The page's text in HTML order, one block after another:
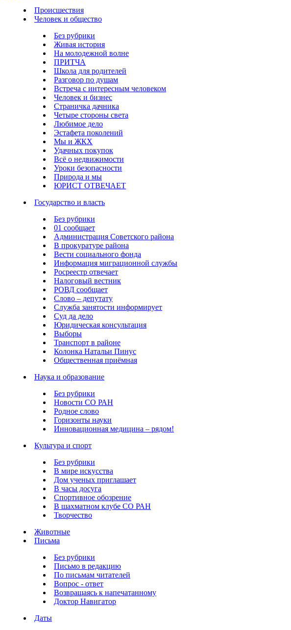
Происшествия
Человек и общество
Без рубрики
Живая история
На молодежной волне
ПРИТЧА
Школа для родителей
Разговор по душам
Встреча с интересным человеком
Человек и бизнес
Страничка дачника
Четыре стороны света
Любимое дело
Эстафета поколений
Мы и ЖКХ
Удачных покупок
Всё о недвижимости
Уроки безопасности
Природа и мы
ЮРИСТ ОТВЕЧАЕТ
Государство и власть
Без рубрики
01 сообщает
Администрация Советского района
В прокуратуре района
Вести социального фонда
Информация миграционной службы
Росреестр отвечает
Налоговый вестник
РОВД сообщает
Слово – депутату
Служба занятости информирует
Суд да дело
Юридическая консультация
Выборы
Транспорт в районе
Колонка Натальи Пинус
Общественная приёмная
Наука и образование
Без рубрики
Новости СО РАН
Родное слово
Горизонты науки
Инновационная медицина – рядом!
Культура и спорт
Без рубрики
В мире искусства
Дом ученых приглашает
В часы досуга
Спортивное обозрение
В шахматном клубе СО РАН
Творчество
Животные
Письма
Без рубрики
Письмо в редакцию
По письмам читателей
Вопрос - ответ
Возвращаясь к напечатанному
Доктор Навигатор
Даты